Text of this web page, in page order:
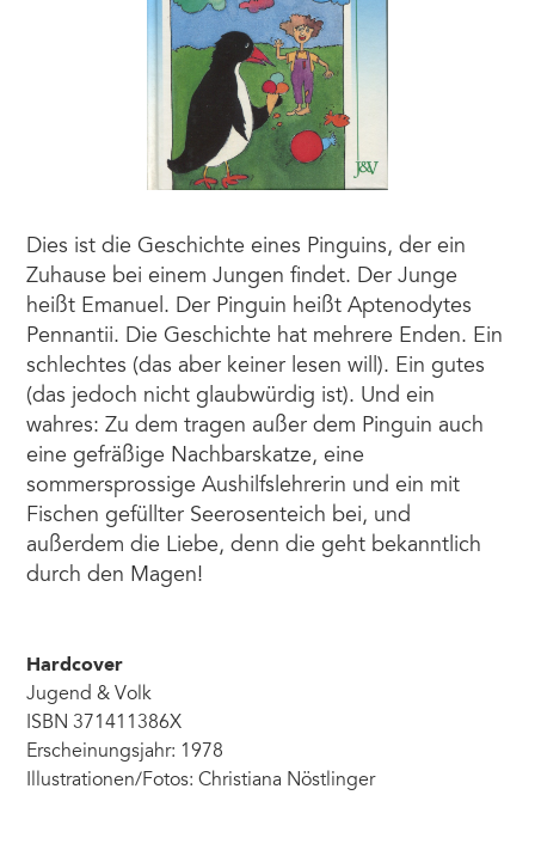
Dies ist die Geschichte eines Pinguins, der ein
Zuhause bei einem Jungen findet. Der Junge
heißt Emanuel. Der Pinguin heißt Aptenodytes
Pennantii. Die Geschichte hat mehrere Enden. Ein
schlechtes (das aber keiner lesen will). Ein gutes
(das jedoch nicht glaubwürdig ist). Und ein
wahres: Zu dem tragen außer dem Pinguin auch
eine gefräßige Nachbarskatze, eine
sommersprossige Aushilfslehrerin und ein mit
Fischen gefüllter Seerosenteich bei, und
außerdem die Liebe, denn die geht bekanntlich
durch den Magen!
Hardcover
Jugend & Volk
ISBN 371411386X
Erscheinungsjahr: 1978
Illustrationen/Fotos: Christiana Nöstlinger